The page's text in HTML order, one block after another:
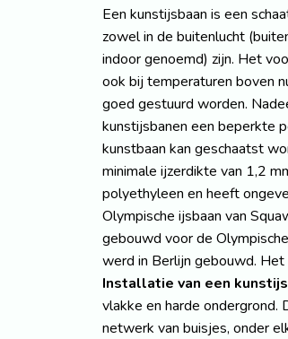
Een kunstijsbaan is een
zowel in de buitenlucht
indoor genoemd) zijn. Het
ook bij temperaturen boven
goed gestuurd worden.
kunstijsbanen een beperkte
kunstbaan kan geschaatst
minimale ijzerdikte van 1,2
polyethyleen en heeft
Olympische ijsbaan van
gebouwd voor de
werd in Berlijn gebouwd.
Installatie van een
vlakke en harde
netwerk van buisjes, onder